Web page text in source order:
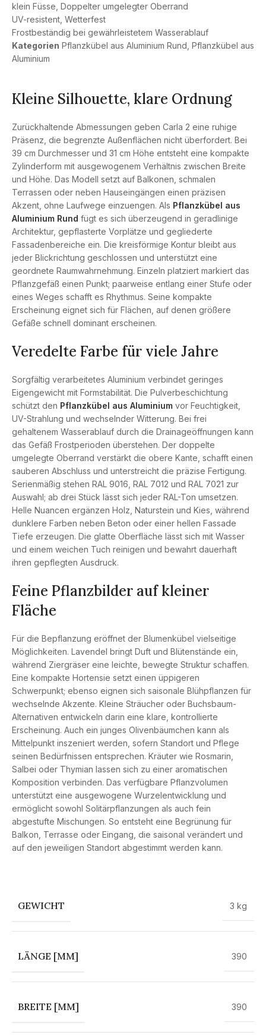
klein Füsse, Doppelter umgelegter Oberrand
UV-resistent, Wetterfest
Frostbeständig bei gewährleistetem Wasserablauf
Kategorien Pflanzkübel aus Aluminium Rund Pflanzkübel aus
Aluminium
Kleine Silhouette, klare Ordnung
Zurückhaltende Abmessungen geben Carla 2 eine ruhige
Präsenz, die begrenzte Außenflächen nicht überfordert. Bei
39 cm Durchmesser und 31 cm Höhe entsteht eine kompakte
Zylinderform mit ausgewogenem Verhältnis zwischen Breite
und Höhe. Das Modell setzt auf Balkonen, schmalen
Terrassen oder neben Hauseingängen einen präzisen
Akzent, ohne Laufwege einzuengen. Als Pflanzkübel aus
Aluminium Rund fügt es sich überzeugend in geradlinige
Architektur, gepflasterte Vorplätze und gegliederte
Fassadenbereiche ein. Die kreisförmige Kontur bleibt aus
jeder Blickrichtung geschlossen und unterstützt eine
geordnete Raumwahrnehmung. Einzeln platziert markiert das
Pflanzgefäß einen Punkt; paarweise entlang einer Stufe oder
eines Weges schafft es Rhythmus. Seine kompakte
Erscheinung eignet sich für Flächen, auf denen größere
Gefäße schnell dominant erscheinen.
Veredelte Farbe für viele Jahre
Sorgfältig verarbeitetes Aluminium verbindet geringes
Eigengewicht mit Formstabilität. Die Pulverbeschichtung
schützt den Pflanzkübel aus Aluminium vor Feuchtigkeit,
UV-Strahlung und wechselnder Witterung. Bei frei
gehaltenem Wasserablauf durch die Drainageöffnungen kann
das Gefäß Frostperioden überstehen. Der doppelte
umgelegte Oberrand verstärkt die obere Kante, schafft einen
sauberen Abschluss und unterstreicht die präzise Fertigung.
Serienmäßig stehen RAL 9016, RAL 7012 und RAL 7021 zur
Auswahl; ab drei Stück lässt sich jeder RAL-Ton umsetzen.
Helle Nuancen ergänzen Holz, Naturstein und Kies, während
dunklere Farben neben Beton oder einer hellen Fassade
Tiefe erzeugen. Die glatte Oberfläche lässt sich mit Wasser
und einem weichen Tuch reinigen und bewahrt dauerhaft
ihren gepflegten Ausdruck.
Feine Pflanzbilder auf kleiner
Fläche
Für die Bepflanzung eröffnet der Blumenkübel vielseitige
Möglichkeiten. Lavendel bringt Duft und Blütenstände ein,
während Ziergräser eine leichte, bewegte Struktur schaffen.
Eine kompakte Hortensie setzt einen üppigeren
Schwerpunkt; ebenso eignen sich saisonale Blühpflanzen für
wechselnde Akzente. Kleine Sträucher oder Buchsbaum-
Alternativen entwickeln darin eine klare, kontrollierte
Erscheinung. Auch ein junges Olivenbäumchen kann als
Mittelpunkt inszeniert werden, sofern Standort und Pflege
seinen Bedürfnissen entsprechen. Kräuter wie Rosmarin,
Salbei oder Thymian lassen sich zu einer aromatischen
Komposition verbinden. Das verfügbare Pflanzvolumen
unterstützt eine ausgewogene Wurzelentwicklung und
ermöglicht sowohl Solitärpflanzungen als auch fein
abgestufte Mischungen. So entsteht eine Begrünung für
Balkon, Terrasse oder Eingang, die saisonal verändert und
auf den jeweiligen Standort abgestimmt werden kann.
GEWICHT 3 kg
LÄNGE [MM] 390
BREITE [MM] 390